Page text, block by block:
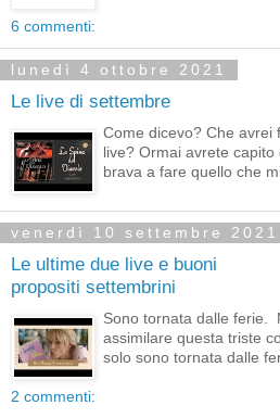
6 commenti:
lunedì 4 ottobre 2021
Le live di settembre
Come dicevo? Che avrei
live? Ormai avrete
brava a fare quello che
venerdì 10 settembre 2021
Le ultime due live e buoni
propositi settembrini
Sono tornata dalle ferie.
assimilare questa triste
solo sono tornata dalle
2 commenti: